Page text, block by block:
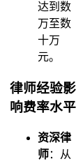
达到数
万至数
十万
元。
律师经验影
响费率水平
资深律
师：从